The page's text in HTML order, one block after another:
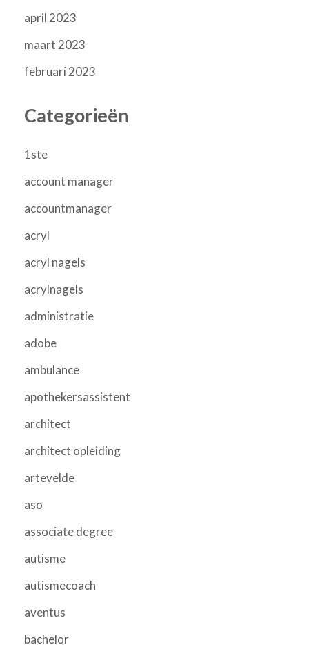
april 2023
maart 2023
februari 2023
Categorieën
1ste
account manager
accountmanager
acryl
acryl nagels
acrylnagels
administratie
adobe
ambulance
apothekersassistent
architect
architect opleiding
artevelde
aso
associate degree
autisme
autismecoach
aventus
bachelor